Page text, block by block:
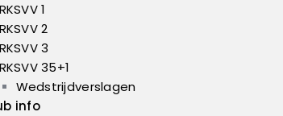
1
2
3
35+1
Wedstrijdverslagen
info